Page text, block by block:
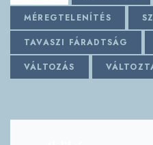
MÉREGTELENÍTÉS
TAVASZI FÁRADTSÁG
VÁLTOZÁS